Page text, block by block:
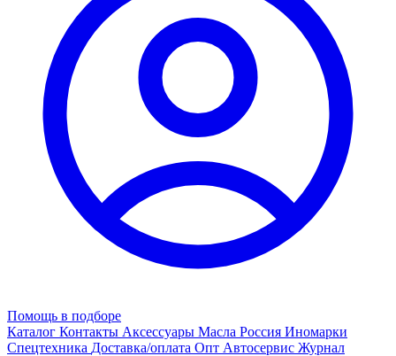
Помощь в подборе
Каталог Контакты Аксессуары Масла Россия Иномарки
Спецтехника Доставка/оплата Опт Автосервис Журнал